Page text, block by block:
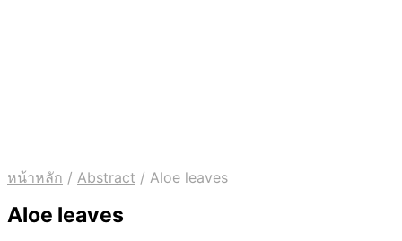
หน้าหลัก / Abstract / Aloe leaves
Aloe leaves